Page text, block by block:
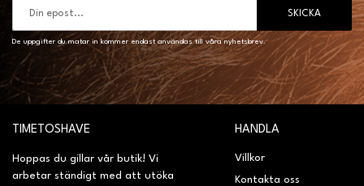
SKICKA
De uppgifter du matar in kommer endast användas till våra nyhetsbrev.
TIMETOSHAVE
Hoppas du gillar vår butik! Vi
arbetar ständigt med att utöka
HANDLA
Villkor
Kontakta oss